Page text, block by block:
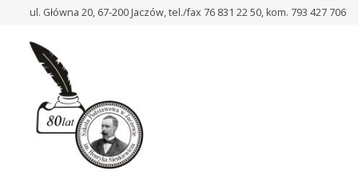
ul. Główna 20, 67-200 Jaczów, tel./fax 76 831 22 50, kom. 793 427 706